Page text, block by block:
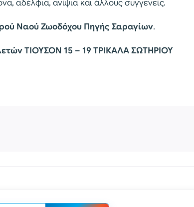
αδέλφια, ανίψια και άλλους συγγενείς.
Ναού Ζωοδόχου Πηγής Σαραγίων.
ΤΙΟΥΣΟΝ 15 – 19 ΤΡΙΚΑΛΑΣΩΤΗΡΙΟΥ